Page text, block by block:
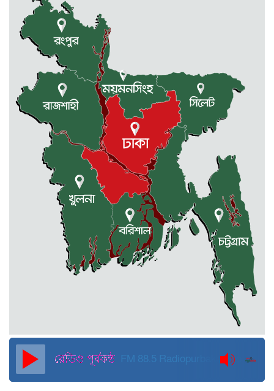
রাজধানীর তিন ক্যাম্পাসে ছাত্রদল-
ছাত্রশিবির দফায় দফায় সংঘর্ষ
সরকারের ফ্যামিলি কার্ড কার্যক্রম
বাস্তবায়নে ব্যয় ২০০০ কোটি টাকা
মোহনগঞ্জে কর্মস্থলেই অসুস্থ- রক্তবমির পর
প্রাণ গেল স্বাস্থ্য কর্মকর্তার
কুড়িগ্রামে বন্যাদুর্গতদের জন্য বরাদ্দকৃত
৩০ মেট্রিক টন চাল,একমুঠোও জোটেনি
ক্ষতিগ্রস্ত মানুষের ভাগ্যে
জুলাই ব্যবসা ও হাদি ব্যবসা চালু রাখতে
হবে: মাহমুদা মিতু
দুবাইয়ে কারাগার থেকে মুক্তি পেয়েছেন
পুলিশের সাবেক মহাপরিদর্শক বেনজীর
আহমেদ
FM 88.5 Radiopurbakantho